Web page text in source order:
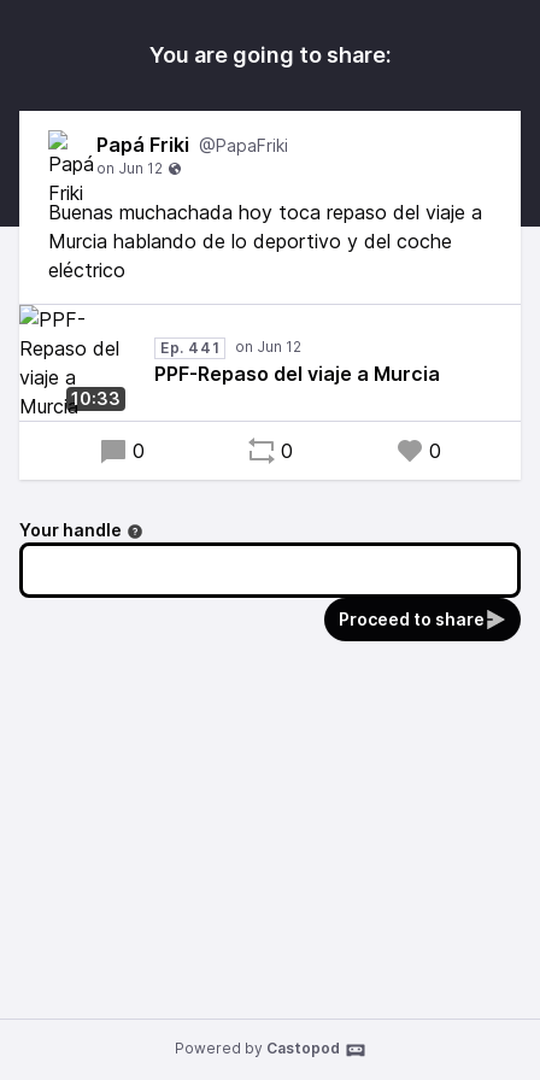
You are going to share:
Papá Friki @PapaFriki
Buenas muchachada hoy toca repaso del viaje a
Murcia hablando de lo deportivo y del coche
eléctrico
10:33
Ep. 441
PPF-Repaso del viaje a Murcia
0 0 0
Your handle
Proceed to share
Powered by Castopod